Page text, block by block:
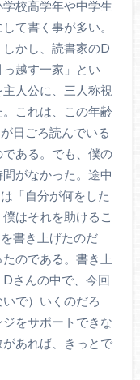
校高学年や中学生
て書く事が多い。
かし、読書家のD
越す一家」とい
人公に、三人称視
これは、この年齢
日ごろ読んでいる
ある。でも、僕の
がなかった。途中
「自分が何をした
はそれを助けるこ
書き上げたのだ
のである。書き上
さんの中で、今回
で）いくのだろ
をサポートできな
あれば、きっとで